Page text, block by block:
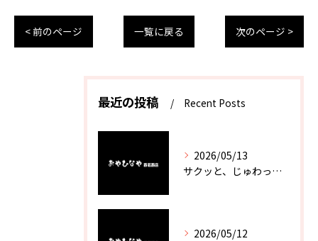
< 前のページ 一覧に戻る 次のページ >
最近の投稿 Recent Posts
2026/05/13
サクッと、じゅわっと。瀬戸内が香るカキフライ
2026/05/12